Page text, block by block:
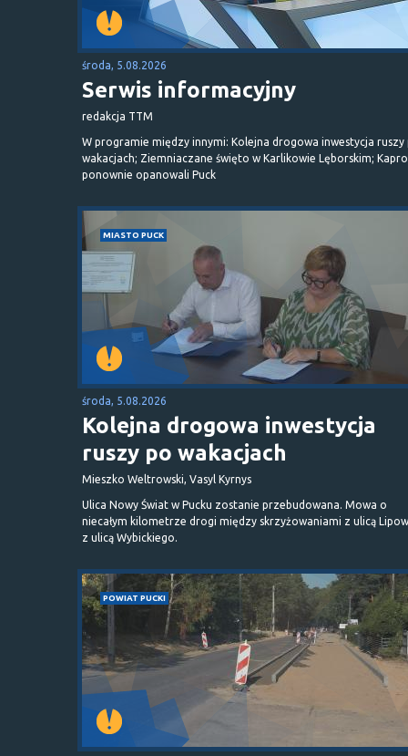
środa, 5.08.2026
Serwis informacyjny
redakcja TTM
W programie między innymi: Kolejna drogowa inwestycja ruszy
wakacjach; Ziemniaczane święto w Karlikowie Lęborskim;
ponownie opanowali Puck
MIASTO PUCK
środa, 5.08.2026
Kolejna drogowa inwestycja
ruszy po wakacjach
Mieszko Weltrowski, Vasyl Kyrnys
Ulica Nowy Świat w Pucku zostanie przebudowana. Mowa o
niecałym kilometrze drogi między skrzyżowaniami z ulicą
z ulicą Wybickiego.
POWIAT PUCKI